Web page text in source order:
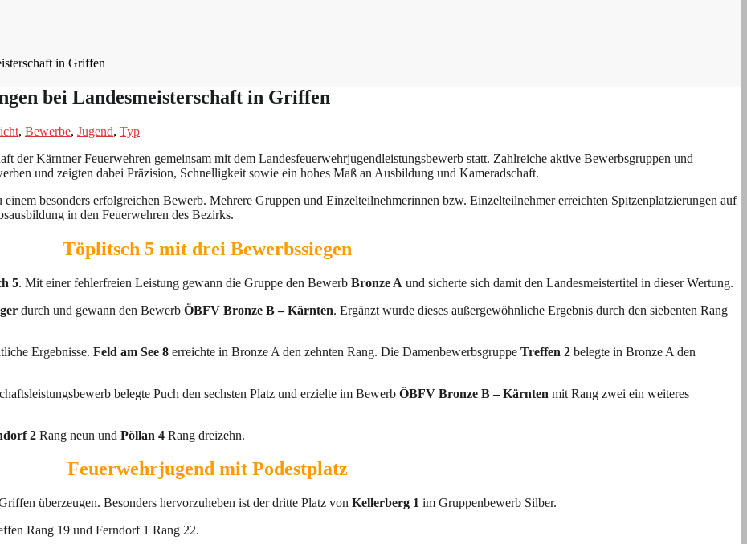
in Griffen
bei Landesmeisterschaft in Griffen
, Bewerbe, Jugend, Typ
der Kärntner Feuerwehren gemeinsam mit dem Landesfeuerwehrjugendleistungsbewerb statt. Zahlreiche aktive Bewerbsgruppen und
und zeigten dabei Präzision, Schnelligkeit sowie ein hohes Maß an Ausbildung und Kameradschaft.
besonders erfolgreichen Bewerb. Mehrere Gruppen und Einzelteilnehmerinnen bzw. Einzelteilnehmer erreichten Spitzenplatzierungen auf
in den Feuerwehren des Bezirks.
Töplitsch 5 mit drei Bewerbssiegen
5. Mit einer fehlerfreien Leistung gewann die Gruppe den Bewerb Bronze A und sicherte sich damit den Landesmeistertitel in dieser Wertung.
durch und gewann den Bewerb ÖBFV Bronze B – Kärnten. Ergänzt wurde dieses außergewöhnliche Ergebnis durch den siebenten Rang
Ergebnisse. Feld am See 8 erreichte in Bronze A den zehnten Rang. Die Damenbewerbsgruppe Treffen 2 belegte in Bronze A den
belegte Puch den sechsten Platz und erzielte im Bewerb ÖBFV Bronze B – Kärnten mit Rang zwei ein weiteres
2 Rang neun und Pöllan 4 Rang dreizehn.
Feuerwehrjugend mit Podestplatz
überzeugen. Besonders hervorzuheben ist der dritte Platz von Kellerberg 1 im Gruppenbewerb Silber.
Rang 19 und Ferndorf 1 Rang 22.